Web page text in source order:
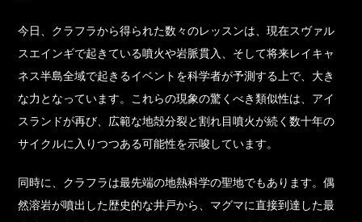
今日、クラフラから得られた数々のレッスンは、現在スヴァル
スエインギで起きている噴火や岩脈貫入、そして将来レイキャ
ネス半島全域で起きるイベントを科学者が予測する上で、大き
な力となっています。これらの現象の驚くべき類似性は、アイ
スランドが再び、広範な地殻分裂と割れ目噴火が続く数十年の
サイクルに入りつつある可能性を示唆しています。
同時に、クラフラは最先端の地熱科学の聖地でもあります。偶
然溶岩が噴出した歴史的な井戸から、マグマに直接到達した最